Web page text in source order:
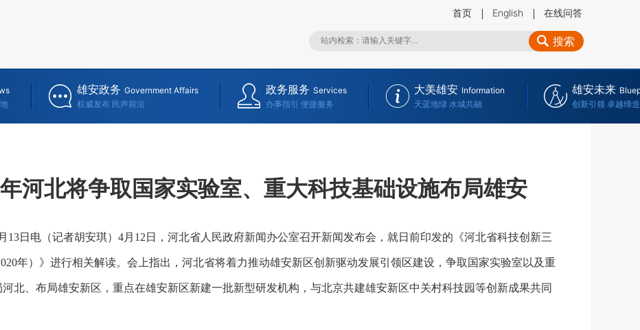
首页 English 在线问答
搜索
雄安政务 Government Affairs
权威发布 民声前沿
政务服务 Services
办事指引 便捷服务
大美雄安 Information
天蓝地绿 水城共融
雄安未来
创新引领 卓越缔造
河北将争取国家实验室、重大科技基础设施布局雄安
13日电（记者胡安琪） 4月12日 ，河北省人民政府新闻办公室召开新闻发布会，就日前印发的 《河北省科技创新三
年） 》 进行相关解读。 会上指出，河北省将着力推动雄安新区创新驱动发展引领区建设， 争取国家实验室以及重
北、布局雄安新区， 重点在雄安新区新建一批新型研发机构，与北京共建雄安新区中关村科技园等创新成果共同